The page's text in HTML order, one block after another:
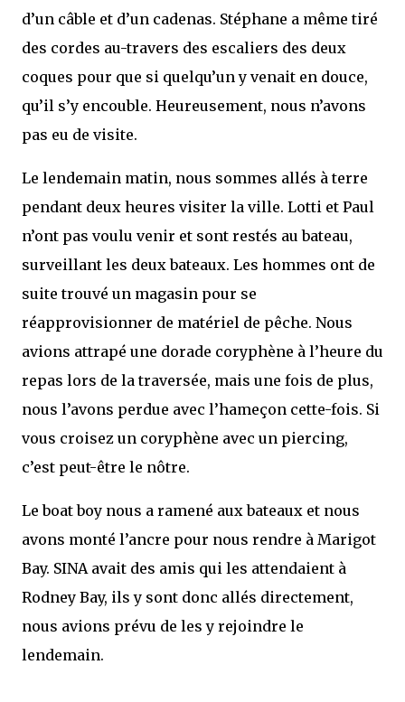
d’un câble et d’un cadenas. Stéphane a même tiré
des cordes au-travers des escaliers des deux
coques pour que si quelqu’un y venait en douce,
qu’il s’y encouble. Heureusement, nous n’avons
pas eu de visite.
Le lendemain matin, nous sommes allés à terre
pendant deux heures visiter la ville. Lotti et Paul
n’ont pas voulu venir et sont restés au bateau,
surveillant les deux bateaux. Les hommes ont de
suite trouvé un magasin pour se
réapprovisionner de matériel de pêche. Nous
avions attrapé une dorade coryphène à l’heure du
repas lors de la traversée, mais une fois de plus,
nous l’avons perdue avec l’hameçon cette-fois. Si
vous croisez un coryphène avec un piercing,
c’est peut-être le nôtre.
Le boat boy nous a ramené aux bateaux et nous
avons monté l’ancre pour nous rendre à Marigot
Bay. SINA avait des amis qui les attendaient à
Rodney Bay, ils y sont donc allés directement,
nous avions prévu de les y rejoindre le
lendemain.